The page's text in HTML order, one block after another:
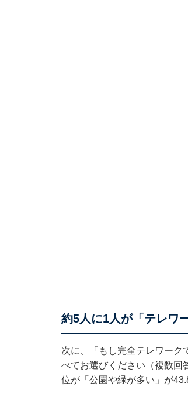
約5人に1人が「テレワ
次に、「もし完全テレワーク
べてお選びください（複数回
位が「公園や緑が多い」が